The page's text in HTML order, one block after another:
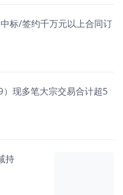
标/签约千万元以上合同订
现多笔大宗交易合计超5
持